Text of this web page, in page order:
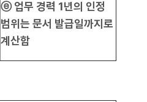
ⓔ 업무 경력 1년의 인정
범위는 문서 발급일까지로
계산함